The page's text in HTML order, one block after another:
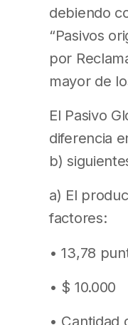
debiendo
“Pasivos
por
mayor de
El Pasivo
diferencia
b)
a) El
factores:
• 13,78
• $ 10.000
• Cantidad